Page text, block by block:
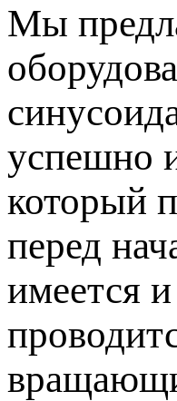
Мы
успешно
который
перед
имеется и